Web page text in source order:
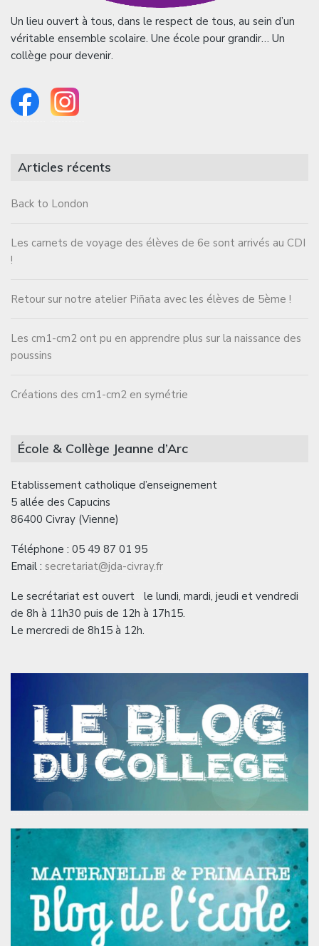
Un lieu ouvert à tous, dans le respect de tous, au sein d’un
véritable ensemble scolaire. Une école pour grandir… Un
collège pour devenir.
Articles récents
Back to London
Les carnets de voyage des élèves de 6e sont arrivés au CDI
!
Retour sur notre atelier Piñata avec les élèves de 5ème !
Les cm1-cm2 ont pu en apprendre plus sur la naissance des
poussins
Créations des cm1-cm2 en symétrie
École & Collège Jeanne d’Arc
Etablissement catholique d’enseignement
5 allée des Capucins
86400 Civray (Vienne)
Téléphone : 05 49 87 01 95
Email : secretariat@jda-civray.fr
Le secrétariat est ouvert le lundi, mardi, jeudi et vendredi
de 8h à 11h30 puis de 12h à 17h15.
Le mercredi de 8h15 à 12h.